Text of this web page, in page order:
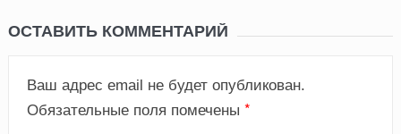
ОСТАВИТЬ КОММЕНТАРИЙ
Ваш адрес email не будет опубликован.
Обязательные поля помечены *